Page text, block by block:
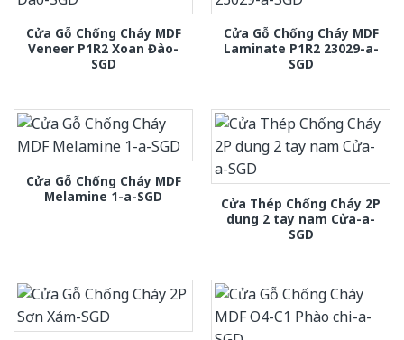
Cửa Gỗ Chống Cháy MDF
Veneer P1R2 Xoan Đào-
SGD
Cửa Gỗ Chống Cháy MDF
Laminate P1R2 23029-a-
SGD
Cửa Gỗ Chống Cháy MDF
Melamine 1-a-SGD
Cửa Thép Chống Cháy 2P
dung 2 tay nam Cửa-a-
SGD